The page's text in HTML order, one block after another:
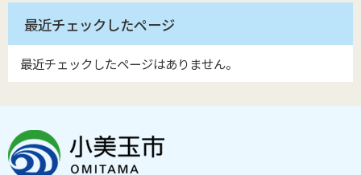
最近チェックしたページ
最近チェックしたページはありません。